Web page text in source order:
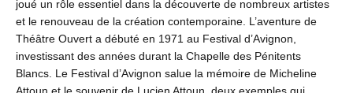
joué un rôle essentiel dans la découverte de nombreux artistes
et le renouveau de la création contemporaine. L’aventure de
Théâtre Ouvert a débuté en 1971 au Festival d’Avignon,
investissant des années durant la Chapelle des Pénitents
Blancs. Le Festival d’Avignon salue la mémoire de Micheline